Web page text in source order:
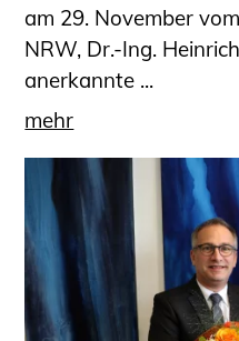
am 29. November
NRW, Dr.-Ing.
anerkannte ...
mehr